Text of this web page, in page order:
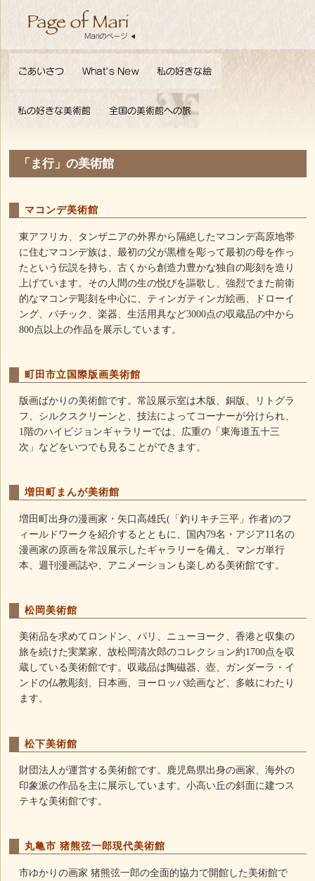
「ま行」の美術館
マコンデ美術館
東アフリカ、タンザニアの外界から隔絶したマコンデ高原地帯
に住むマコンデ族は、最初の父が黒檀を彫って最初の母を作っ
たという伝説を持ち、古くから創造力豊かな独自の彫刻を造り
上げています。その人間の生の悦びを謳歌し、強烈でまた前衛
的なマコンデ彫刻を中心に、ティンガティンガ絵画、ドローイ
ング、バチック、楽器、生活用具など3000点の収蔵品の中から
800点以上の作品を展示しています。
町田市立国際版画美術館
版画ばかりの美術館です。常設展示室は木版、銅版、リトグラ
フ、シルクスクリーンと、技法によってコーナーが分けられ、
1階のハイビジョンギャラリーでは、広重の「東海道五十三
次」などをいつでも見ることができます。
増田町まんが美術館
増田町出身の漫画家・矢口高雄氏(「釣りキチ三平」作者)のフ
ィールドワークを紹介するとともに、国内79名・アジア11名の
漫画家の原画を常設展示したギャラリーを備え、マンガ単行
本、週刊漫画誌や、アニメーションも楽しめる美術館です。
松岡美術館
美術品を求めてロンドン、パリ、ニューヨーク、香港と収集の
旅を続けた実業家、故松岡清次郎のコレクション約1700点を収
蔵している美術館です。収蔵品は陶磁器、壺、ガンダーラ・イ
ンドの仏教彫刻、日本画、ヨーロッパ絵画など、多岐にわたり
ます。
松下美術館
財団法人が運営する美術館です。鹿児島県出身の画家、海外の
印象派の作品を主に展示しています。小高い丘の斜面に建つス
テキな美術館です。
丸亀市 猪熊弦一郎現代美術館
市ゆかりの画家 猪熊弦一郎の全面的協力で開館した美術館で